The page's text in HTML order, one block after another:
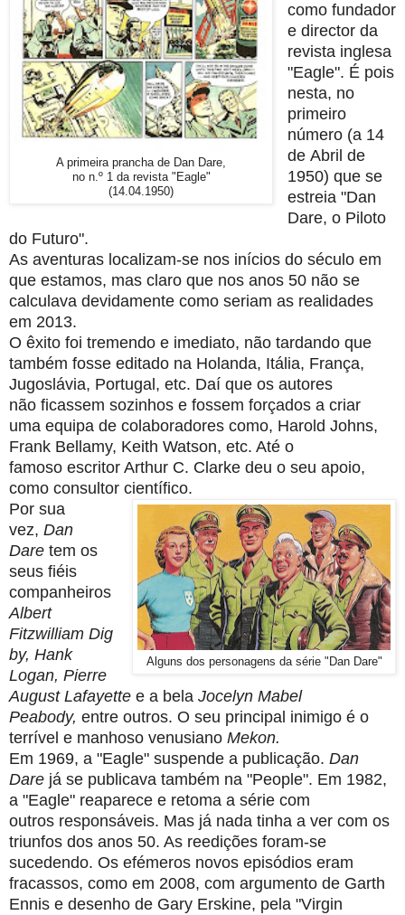
A primeira prancha de Dan Dare,
no n.º 1 da revista "Eagle"
(14.04.1950)
como fundador
e director da
revista inglesa
"Eagle". É pois
nesta, no
primeiro
número (a 14
de Abril de
1950) que se
estreia "Dan
Dare, o Piloto
do Futuro".
As aventuras localizam-se nos inícios do século em
que estamos, mas claro que nos anos 50 não se
calculava devidamente como seriam as realidades
em 2013.
O êxito foi tremendo e imediato, não tardando que
também fosse editado na Holanda, Itália, França,
Jugoslávia, Portugal, etc. Daí que os autores
não ficassem sozinhos e fossem forçados a criar
uma equipa de colaboradores como, Harold Johns,
Frank Bellamy, Keith Watson, etc. Até o
famoso escritor Arthur C. Clarke deu o seu apoio,
como consultor científico.
Alguns dos personagens da série "Dan Dare"
Por sua
vez, Dan
Dare tem os
seus fiéis
companheiros
Albert
Fitzwilliam Dig
by, Hank
Logan, Pierre
August Lafayette e a bela Jocelyn Mabel
Peabody, entre outros. O seu principal inimigo é o
terrível e manhoso venusiano Mekon.
Em 1969, a "Eagle" suspende a publicação. Dan
Dare já se publicava também na "People". Em 1982,
a "Eagle" reaparece e retoma a série com
outros responsáveis. Mas já nada tinha a ver com os
triunfos dos anos 50. As reedições foram-se
sucedendo. Os efémeros novos episódios eram
fracassos, como em 2008, com argumento de Garth
Ennis e desenho de Gary Erskine, pela "Virgin